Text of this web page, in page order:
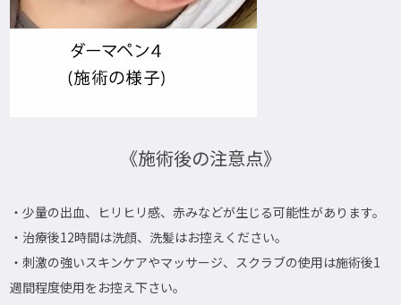
《施術後の注意点》
・少量の出血、ヒリヒリ感、赤みなどが生じる可能性があります。
・治療後12時間は洗顔、洗髪はお控えください。
・刺激の強いスキンケアやマッサージ、スクラブの使用は施術後1
週間程度使用をお控え下さい。